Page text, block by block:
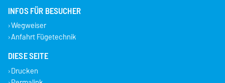
INFOS FÜR BESUCHER
Wegweiser
Anfahrt Fügetechnik
DIESE SEITE
Drucken